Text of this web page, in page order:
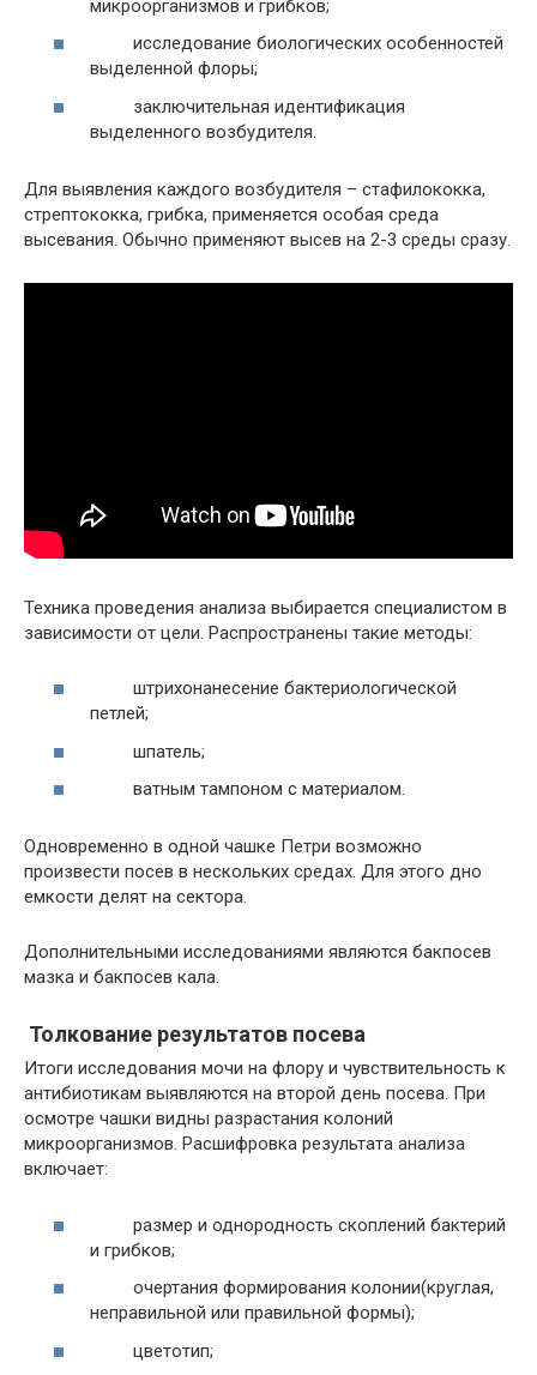
микроорганизмов и грибков;
исследование биологических особенностей
выделенной флоры;
заключительная идентификация
выделенного возбудителя.
Для выявления каждого возбудителя – стафилококка,
стрептококка, грибка, применяется особая среда
высевания. Обычно применяют высев на 2-3 среды сразу.
Техника проведения анализа выбирается специалистом в
зависимости от цели. Распространены такие методы:
штрихонанесение бактериологической
петлей;
шпатель;
ватным тампоном с материалом.
Одновременно в одной чашке Петри возможно
произвести посев в нескольких средах. Для этого дно
емкости делят на сектора.
Дополнительными исследованиями являются бакпосев
мазка и бакпосев кала.
Толкование результатов посева
Итоги исследования мочи на флору и чувствительность к
антибиотикам выявляются на второй день посева. При
осмотре чашки видны разрастания колоний
микроорганизмов. Расшифровка результата анализа
включает:
размер и однородность скоплений бактерий
и грибков;
очертания формирования колонии(круглая,
неправильной или правильной формы);
цветотип;